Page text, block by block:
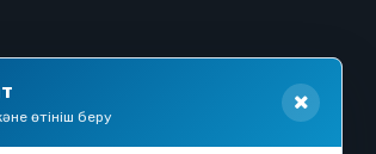
өтініш беру